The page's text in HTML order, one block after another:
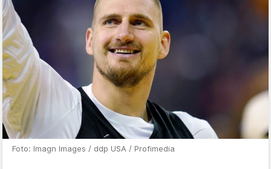
Foto: Imagn Images / ddp USA / Profimedia